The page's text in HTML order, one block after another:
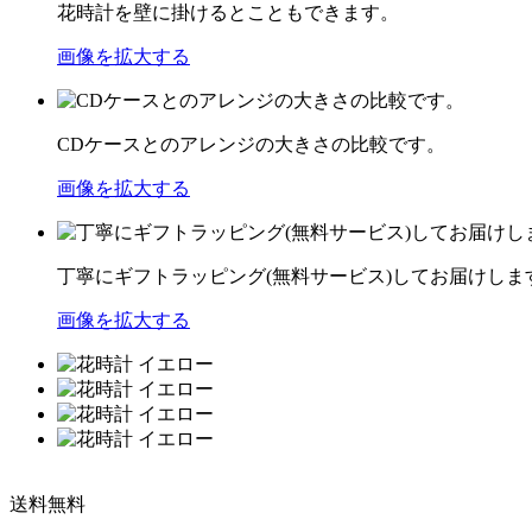
花時計を壁に掛けるとこともできます。
画像を拡大する
CDケースとのアレンジの大きさの比較です。
画像を拡大する
丁寧にギフトラッピング(無料サービス)してお届けしま
画像を拡大する
送料無料